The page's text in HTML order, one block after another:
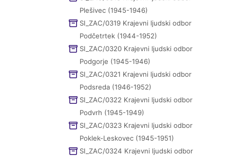
Plešivec (1945-1946)
SI_ZAC/0319 Krajevni ljudski odbor
Podčetrtek (1944-1952)
SI_ZAC/0320 Krajevni ljudski odbor
Podgorje (1945-1946)
SI_ZAC/0321 Krajevni ljudski odbor
Podsreda (1946-1952)
SI_ZAC/0322 Krajevni ljudski odbor
Podvrh (1945-1949)
SI_ZAC/0323 Krajevni ljudski odbor
Poklek-Leskovec (1945-1951)
SI_ZAC/0324 Krajevni ljudski odbor